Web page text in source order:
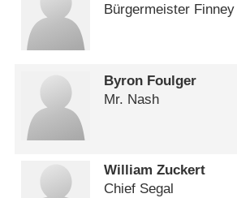
Bürgermeister Finney
Byron Foulger
Mr. Nash
William Zuckert
Chief Segal